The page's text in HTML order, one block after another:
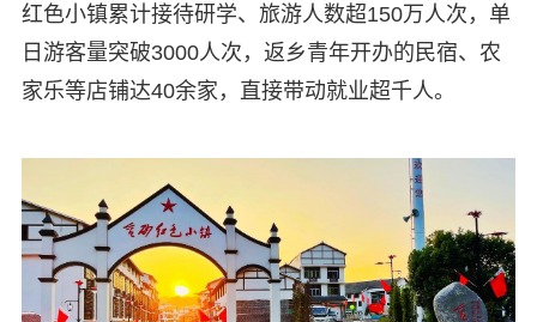
红色小镇累计接待研学、旅游人数超150万人次，单
日游客量突破3000人次，返乡青年开办的民宿、农
家乐等店铺达40余家，直接带动就业超千人。